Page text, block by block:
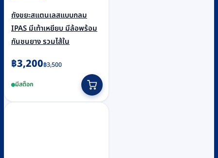
ถังขยะสแตนเลสแบบกลม
IPAS มีเท้าเหยียบ มีล้อพร้อม
กันชนยาง รวมไส้ใน
฿3,500
Original
was:
฿3,500.
฿3,200
Current
is:
฿3,200.
มีสต็อก